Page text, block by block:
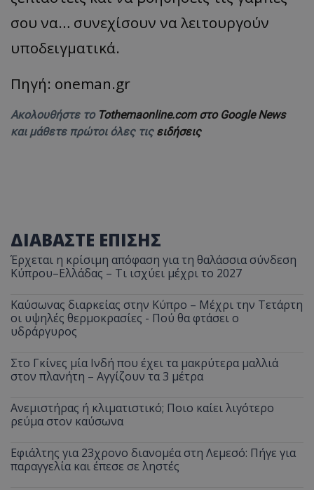
σου να… συνεχίσουν να λειτουργούν
υποδειγματικά.
Πηγή: oneman.gr
Ακολουθήστε το Tothemaonline.com στο Google News
και μάθετε πρώτοι όλες τις ειδήσεις
ΔΙΑΒΑΣΤΕ ΕΠΙΣΗΣ
Έρχεται η κρίσιμη απόφαση για τη θαλάσσια σύνδεση
Κύπρου–Ελλάδας – Τι ισχύει μέχρι το 2027
Καύσωνας διαρκείας στην Κύπρο – Μέχρι την Τετάρτη
οι υψηλές θερμοκρασίες - Πού θα φτάσει ο
υδράργυρος
Στο Γκίνες μία Ινδή που έχει τα μακρύτερα μαλλιά
στον πλανήτη – Αγγίζουν τα 3 μέτρα
Ανεμιστήρας ή κλιματιστικό; Ποιο καίει λιγότερο
ρεύμα στον καύσωνα
Εφιάλτης για 23χρονο διανομέα στη Λεμεσό: Πήγε για
παραγγελία και έπεσε σε ληστές